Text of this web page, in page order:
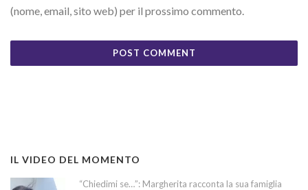
(nome, email, sito web) per il prossimo commento.
IL VIDEO DEL MOMENTO
“Chiedimi se…”: Margherita racconta la sua famiglia